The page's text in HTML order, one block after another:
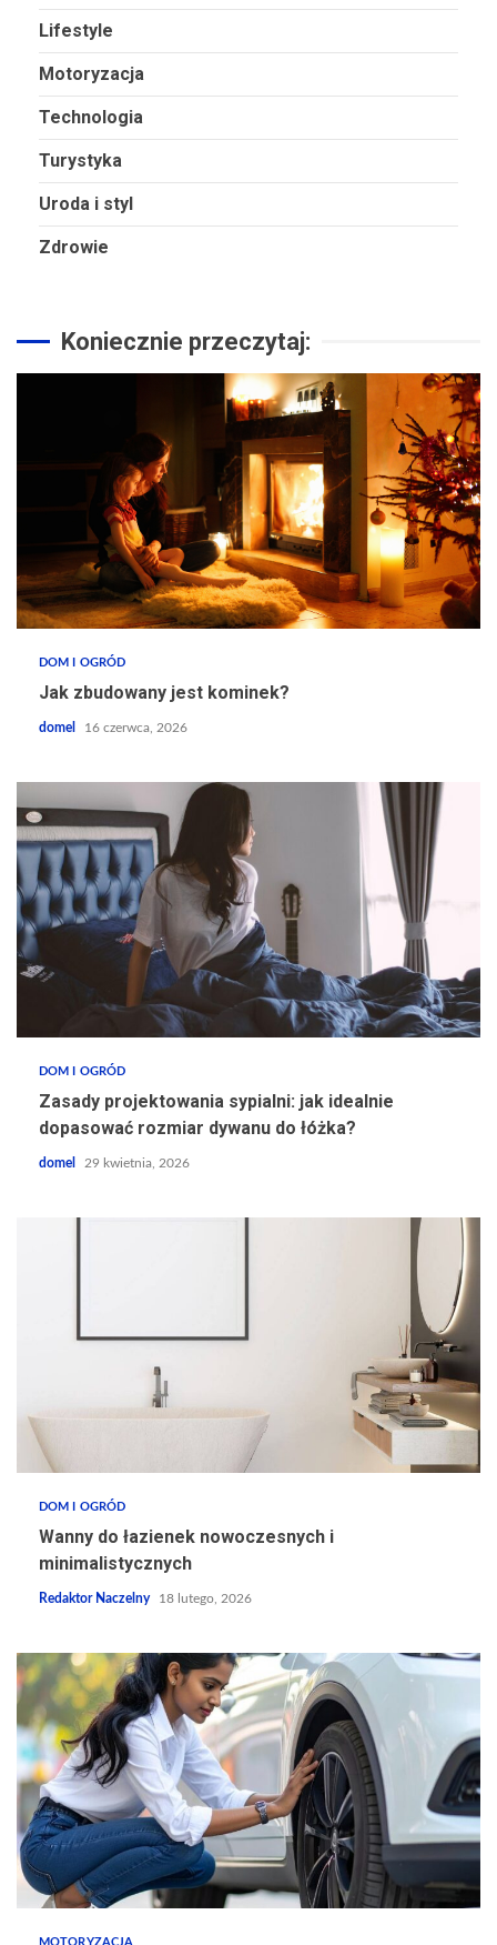
Lifestyle
Motoryzacja
Technologia
Turystyka
Uroda i styl
Zdrowie
Koniecznie przeczytaj:
DOM I OGRÓD
Jak zbudowany jest kominek?
domel 16 czerwca, 2026
DOM I OGRÓD
Zasady projektowania sypialni: jak idealnie
dopasować rozmiar dywanu do łóżka?
domel 29 kwietnia, 2026
DOM I OGRÓD
Wanny do łazienek nowoczesnych i
minimalistycznych
Redaktor Naczelny 18 lutego, 2026
MOTORYZACJA